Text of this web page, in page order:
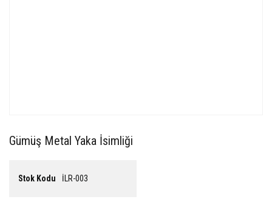
Gümüş Metal Yaka İsimliği
Stok Kodu İLR-003